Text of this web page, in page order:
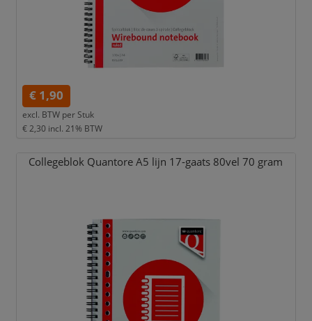
€ 1,90
excl. BTW per Stuk
€ 2,30 incl. 21% BTW
Collegeblok Quantore A5 lijn 17-gaats 80vel 70 gram